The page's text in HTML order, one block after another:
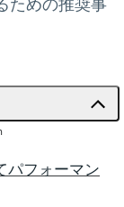
ための推奨事
パフォーマン